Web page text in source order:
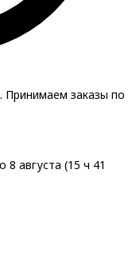
. Принимаем заказы по
8 августа (15 ч 41